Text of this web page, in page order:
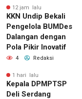
12 jam lalu
KKN Undip Bekali
Pengelola BUMDes
Dalangan dengan
Pola Pikir Inovatif
4 Redaksi
1 hari lalu
Kepala DPMPTSP
Deli Serdang